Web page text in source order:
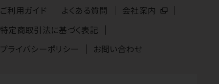
ご利用ガイド よくある質問
会社案内
特定商取引法に基づく表記
プライバシーポリシー
お問い合わせ